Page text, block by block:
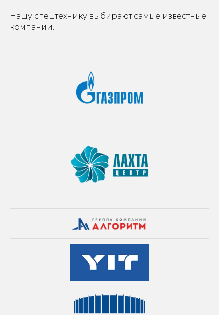
Нашу спецтехнику выбирают самые известные
компании.